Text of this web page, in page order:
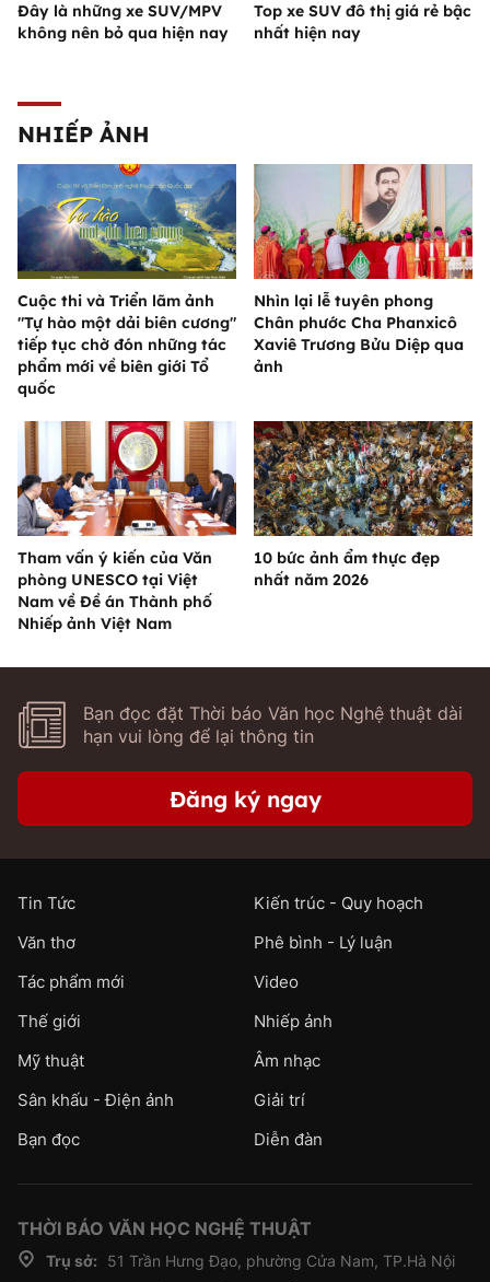
Đây là những xe SUV/MPV
không nên bỏ qua hiện nay
Top xe SUV đô thị giá rẻ bậc
nhất hiện nay
NHIẾP ẢNH
Cuộc thi và Triển lãm ảnh
"Tự hào một dải biên cương"
tiếp tục chờ đón những tác
phẩm mới về biên giới Tổ
quốc
Nhìn lại lễ tuyên phong
Chân phước Cha Phanxicô
Xaviê Trương Bửu Diệp qua
ảnh
Tham vấn ý kiến của Văn
phòng UNESCO tại Việt
Nam về Đề án Thành phố
Nhiếp ảnh Việt Nam
10 bức ảnh ẩm thực đẹp
nhất năm 2026
Bạn đọc đặt Thời báo Văn học Nghệ thuật dài
hạn vui lòng để lại thông tin
Đăng ký ngay
Tin Tức
Kiến trúc - Quy hoạch
Văn thơ
Phê bình - Lý luận
Tác phẩm mới
Video
Thế giới
Nhiếp ảnh
Mỹ thuật
Âm nhạc
Sân khấu - Điện ảnh
Giải trí
Bạn đọc
Diễn đàn
THỜI BÁO VĂN HỌC NGHỆ THUẬT
Trụ sở:
51 Trần Hưng Đạo, phường Cửa Nam, TP.Hà Nội